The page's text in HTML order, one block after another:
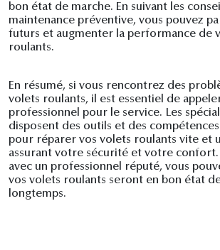
bon état de marche. En suivant les
maintenance préventive, vous pouvez
futurs et augmenter la performance de
roulants.
En résumé, si vous rencontrez des
volets roulants, il est essentiel de
professionnel pour le service. Les
disposent des outils et des
pour réparer vos volets roulants vite et
assurant votre sécurité et votre confort.
avec un professionnel réputé, vous
vos volets roulants seront en bon état
longtemps.